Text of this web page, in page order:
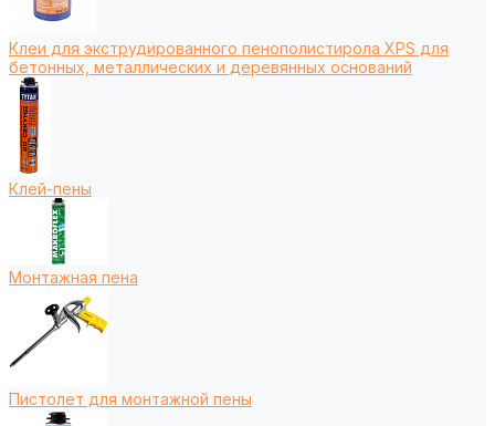
Клеи для экструдированного пенополистирола XPS для
бетонных, металлических и деревянных оснований
Клей-пены
Монтажная пена
Пистолет для монтажной пены